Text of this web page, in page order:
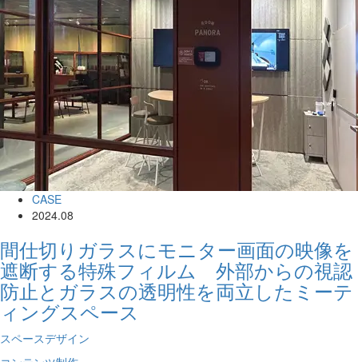
CASE
2024.08
間仕切りガラスにモニター画面の映像を
遮断する特殊フィルム 外部からの視認
防止とガラスの透明性を両立したミーテ
ィングスペース
スペースデザイン